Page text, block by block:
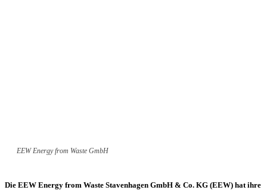
EEW Energy from Waste GmbH
Die EEW Energy from Waste Stavenhagen GmbH & Co. KG (EEW) hat ihre